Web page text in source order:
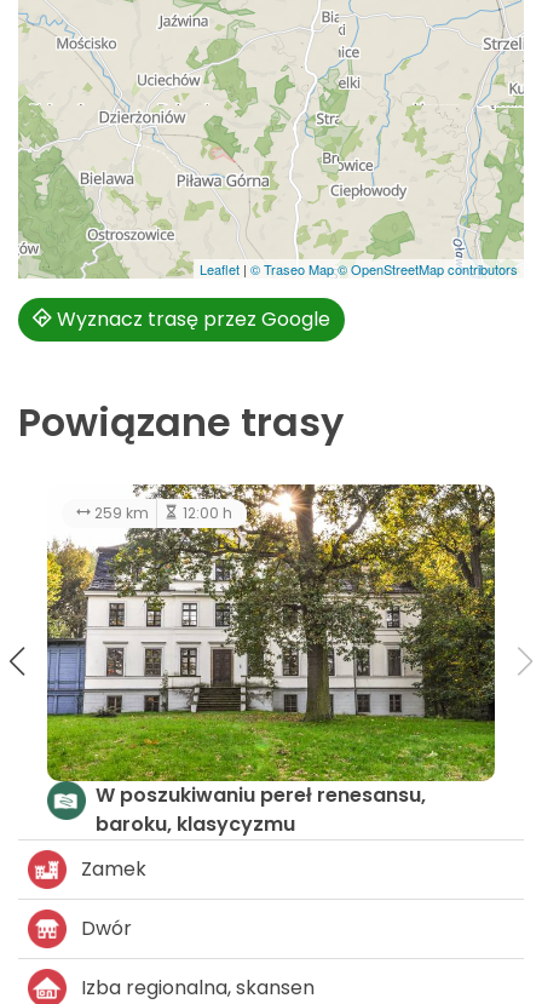
Leaflet | © Traseo Map© OpenStreetMap contributors
Wyznacz trasę przez Google
Powiązane trasy
128 km 5:00 h
Szlak zamków i pałaców
Zamek
Dwór
Izba regionalna, skansen